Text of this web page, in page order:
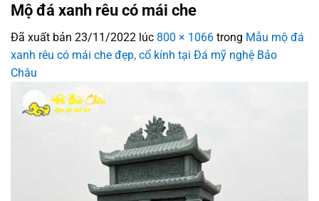
Mộ đá xanh rêu có mái che
Đã xuất bản 23/11/2022 lúc 800 × 1066 trong Mẫu mộ đá
xanh rêu có mái che đẹp, cổ kính tại Đá mỹ nghệ Bảo
Châu